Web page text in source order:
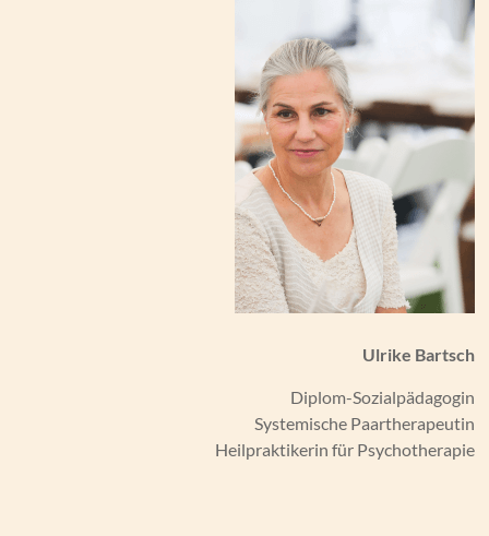
Ulrike Bartsch
Diplom-Sozialpädagogin
Systemische Paartherapeutin
Heilpraktikerin für Psychotherapie